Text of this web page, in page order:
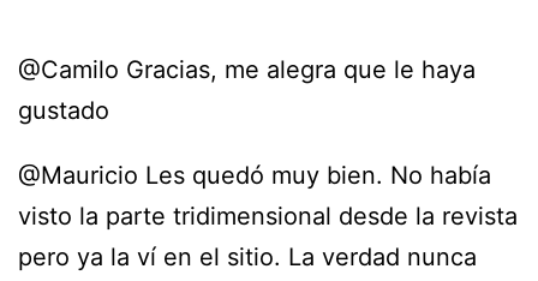
@Camilo Gracias, me alegra que le haya
gustado
@Mauricio Les quedó muy bien. No había
visto la parte tridimensional desde la revista
pero ya la ví en el sitio. La verdad nunca